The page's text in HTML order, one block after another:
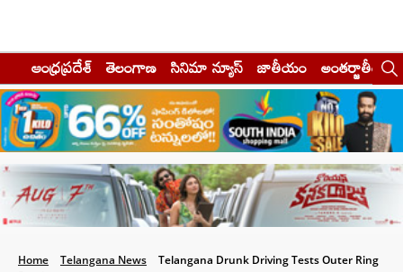
ఆంధ్రప్రదేశ్ తెలంగాణ సినిమా న్యూస్ జాతీయం అంతర్జాతీయం
Home Telangana News
Telangana Drunk Driving Tests Outer Ring